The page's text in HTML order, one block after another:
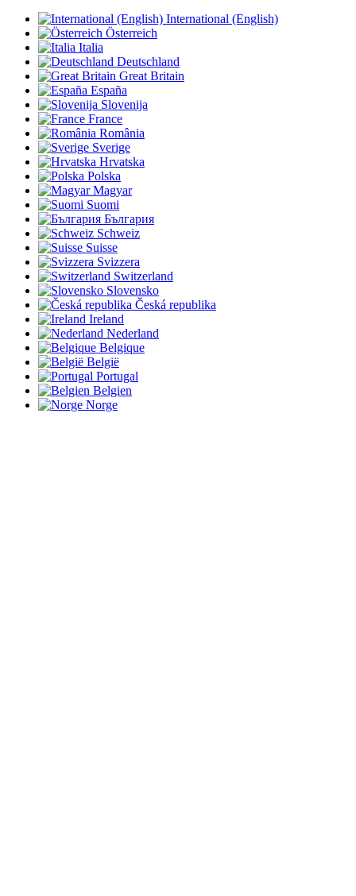
International (English)
Österreich
Italia
Deutschland
Great Britain
España
Slovenija
France
România
Sverige
Hrvatska
Polska
Magyar
Suomi
България
Schweiz
Suisse
Svizzera
Switzerland
Slovensko
Česká republika
Ireland
Nederland
Belgique
België
Portugal
Belgien
Norge